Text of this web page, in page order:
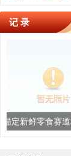
记 录
赛道稳健拓局